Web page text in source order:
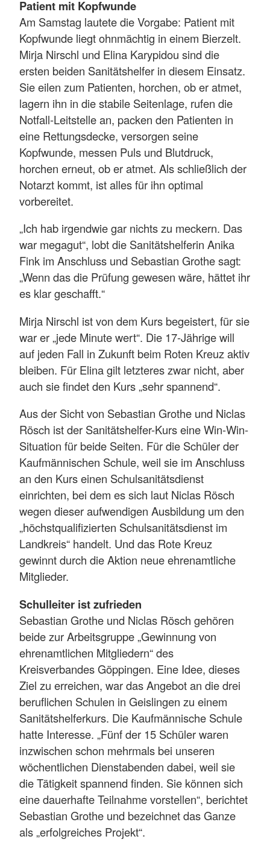
Patient mit Kopfwunde
Am Samstag lautete die Vorgabe: Patient mit
Kopfwunde liegt ohnmächtig in einem Bierzelt.
Mirja Nirschl und Elina Karypidou sind die
ersten beiden Sanitätshelfer in diesem Einsatz.
Sie eilen zum Patienten, horchen, ob er atmet,
lagern ihn in die stabile Seitenlage, rufen die
Notfall-Leitstelle an, packen den Patienten in
eine Rettungsdecke, versorgen seine
Kopfwunde, messen Puls und Blutdruck,
horchen erneut, ob er atmet. Als schließlich der
Notarzt kommt, ist alles für ihn optimal
vorbereitet.
„Ich hab irgendwie gar nichts zu meckern. Das
war megagut“, lobt die Sanitätshelferin Anika
Fink im Anschluss und Sebastian Grothe sagt:
„Wenn das die Prüfung gewesen wäre, hättet ihr
es klar geschafft.“
Mirja Nirschl ist von dem Kurs begeistert, für sie
war er „jede Minute wert“. Die 17-Jährige will
auf jeden Fall in Zukunft beim Roten Kreuz aktiv
bleiben. Für Elina gilt letzteres zwar nicht, aber
auch sie findet den Kurs „sehr spannend“.
Aus der Sicht von Sebastian Grothe und Niclas
Rösch ist der Sanitätshelfer-Kurs eine Win-Win-
Situation für beide Seiten. Für die Schüler der
Kaufmännischen Schule, weil sie im Anschluss
an den Kurs einen Schulsanitätsdienst
einrichten, bei dem es sich laut Niclas Rösch
wegen dieser aufwendigen Ausbildung um den
„höchstqualifizierten Schulsanitätsdienst im
Landkreis“ handelt. Und das Rote Kreuz
gewinnt durch die Aktion neue ehrenamtliche
Mitglieder.
Schulleiter ist zufrieden
Sebastian Grothe und Niclas Rösch gehören
beide zur Arbeitsgruppe „Gewinnung von
ehrenamtlichen Mitgliedern“ des
Kreisverbandes Göppingen. Eine Idee, dieses
Ziel zu erreichen, war das Angebot an die drei
beruflichen Schulen in Geislingen zu einem
Sanitätshelferkurs. Die Kaufmännische Schule
hatte Interesse. „Fünf der 15 Schüler waren
inzwischen schon mehrmals bei unseren
wöchentlichen Dienstabenden dabei, weil sie
die Tätigkeit spannend finden. Sie können sich
eine dauerhafte Teilnahme vorstellen“, berichtet
Sebastian Grothe und bezeichnet das Ganze
als „erfolgreiches Projekt“.